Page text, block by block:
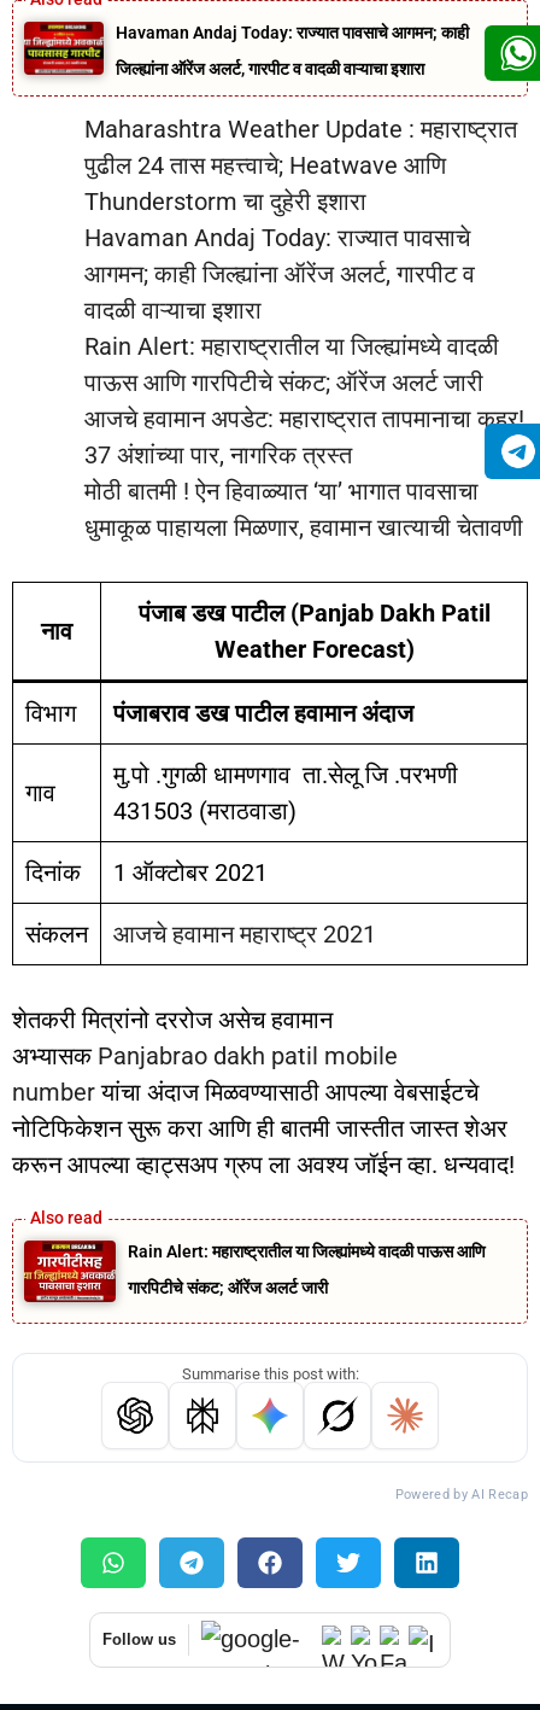
Havaman Andaj Today: राज्यात पावसाचे आगमन; काही
जिल्ह्यांना ऑरेंज अलर्ट, गारपीट व वादळी वाऱ्याचा इशारा
Maharashtra Weather Update : महाराष्ट्रात
पुढील 24 तास महत्त्वाचे; Heatwave आणि
Thunderstorm चा दुहेरी इशारा
Havaman Andaj Today: राज्यात पावसाचे
आगमन; काही जिल्ह्यांना ऑरेंज अलर्ट, गारपीट व
वादळी वाऱ्याचा इशारा
Rain Alert: महाराष्ट्रातील या जिल्ह्यांमध्ये वादळी
पाऊस आणि गारपिटीचे संकट; ऑरेंज अलर्ट जारी
आजचे हवामान अपडेट: महाराष्ट्रात तापमानाचा कहर!
37 अंशांच्या पार, नागरिक त्रस्त
मोठी बातमी ! ऐन हिवाळ्यात ‘या’ भागात पावसाचा
धुमाकूळ पाहायला मिळणार, हवामान खात्याची चेतावणी
नाव
पंजाब डख पाटील (Panjab Dakh Patil
Weather Forecast)
विभाग पंजाबराव डख पाटील हवामान अंदाज
गाव
मु.पो .गुगळी धामणगाव ता.सेलू जि .परभणी
431503 (मराठवाडा)
दिनांक 1 ऑक्टोबर 2021
संकलन आजचे हवामान महाराष्ट्र 2021
शेतकरी मित्रांनो दररोज असेच हवामान
अभ्यासक Panjabrao dakh patil mobile
numberयांचा अंदाज मिळवण्यासाठी आपल्या वेबसाईटचे
नोटिफिकेशन सुरू करा आणि ही बातमी जास्तीत जास्त शेअर
करून आपल्या व्हाट्सअप ग्रुप ला अवश्य जॉईन व्हा. धन्यवाद!
Rain Alert: महाराष्ट्रातील या जिल्ह्यांमध्ये वादळी पाऊस आणि
गारपिटीचे संकट; ऑरेंज अलर्ट जारी
Summarise this post with:
Powered by AI Recap
Follow us